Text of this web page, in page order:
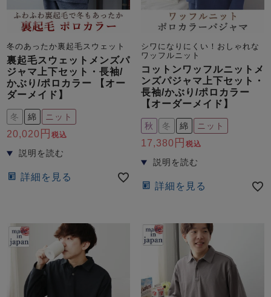
ガールズ 上着
単品
ガールズズボ
ン単品
ボーイズ上着
単品
ボーイズズボ
ン単品
すべてのデザインのパジャマ一覧はこちら
冬のあったか裏起毛スウェット
裏起毛スウェットメンズパ
ジャマ上下セット・長袖/
かぶり/ポロカラー 【オー
ダーメイド】
冬 綿 ニット
20,020 税込
詳細を見る
シワになりにくい！おしゃれな
ワッフルニット
コットンワッフルニットメ
ンズパジャマ上下セット・
長袖/かぶり/ポロカラー
【オーダーメイド】
秋 冬 綿 ニット
17,380 税込
詳細を見る